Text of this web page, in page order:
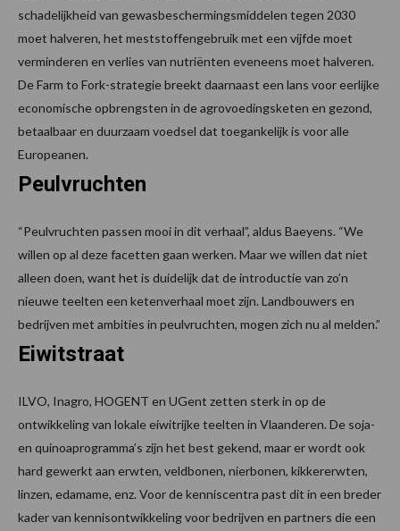
schadelijkheid van gewasbeschermingsmiddelen tegen 2030
moet halveren, het meststoffengebruik met een vijfde moet
verminderen en verlies van nutriënten eveneens moet halveren.
De Farm to Fork-strategie breekt daarnaast een lans voor eerlijke
economische opbrengsten in de agrovoedingsketen en gezond,
betaalbaar en duurzaam voedsel dat toegankelijk is voor alle
Europeanen.
Peulvruchten
“Peulvruchten passen mooi in dit verhaal”, aldus Baeyens. “We
willen op al deze facetten gaan werken. Maar we willen dat niet
alleen doen, want het is duidelijk dat de introductie van zo’n
nieuwe teelten een ketenverhaal moet zijn. Landbouwers en
bedrijven met ambities in peulvruchten, mogen zich nu al melden.”
Eiwitstraat
ILVO, Inagro, HOGENT en UGent zetten sterk in op de
ontwikkeling van lokale eiwitrijke teelten in Vlaanderen. De soja-
en quinoaprogramma’s zijn het best gekend, maar er wordt ook
hard gewerkt aan erwten, veldbonen, nierbonen, kikkererwten,
linzen, edamame, enz. Voor de kenniscentra past dit in een breder
kader van kennisontwikkeling voor bedrijven en partners die een